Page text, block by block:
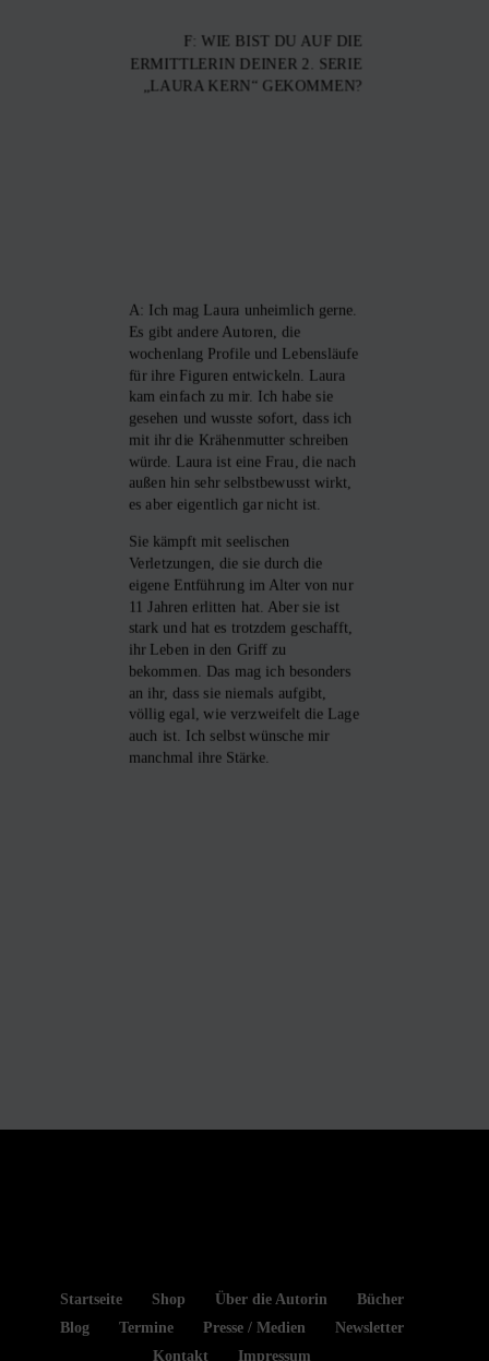
F: WIE BIST DU AUF DIE
ERMITTLERIN DEINER 2. SERIE
„LAURA KERN“ GEKOMMEN?
A: Ich mag Laura unheimlich gerne.
Es gibt andere Autoren, die
wochenlang Profile und Lebensläufe
für ihre Figuren entwickeln. Laura
kam einfach zu mir. Ich habe sie
gesehen und wusste sofort, dass ich
mit ihr die Krähenmutter schreiben
würde. Laura ist eine Frau, die nach
außen hin sehr selbstbewusst wirkt,
es aber eigentlich gar nicht ist.
Sie kämpft mit seelischen
Verletzungen, die sie durch die
eigene Entführung im Alter von nur
11 Jahren erlitten hat. Aber sie ist
stark und hat es trotzdem geschafft,
ihr Leben in den Griff zu
bekommen. Das mag ich besonders
an ihr, dass sie niemals aufgibt,
völlig egal, wie verzweifelt die Lage
auch ist. Ich selbst wünsche mir
manchmal ihre Stärke.
Startseite Shop Über die Autorin
Bücher
Blog
Termine Presse / Medien
Newsletter
Kontakt
Impressum